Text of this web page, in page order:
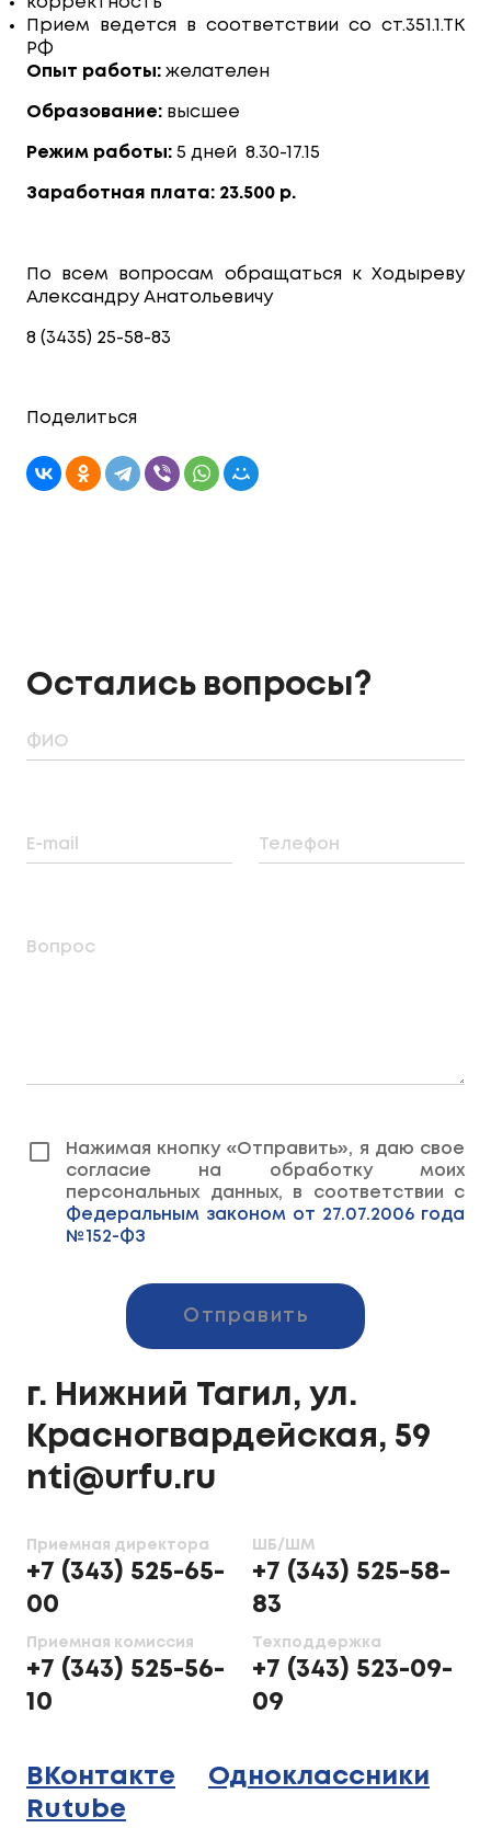
Прием ведется в соответствии со ст.351.1.ТК
РФ
Опыт работы: желателен
Образование: высшее
Режим работы: 5 дней 8.30-17.15
Заработная плата: 23.500 р.
По всем вопросам обращаться к Ходыреву
Александру Анатольевичу
8 (3435) 25-58-83
Поделиться
г. Нижний Тагил, ул.
Красногвардейская, 59
nti@urfu.ru
Приемная директора
+7 (343) 525-65-
00
Приемная комиссия
+7 (343) 525-56-
10
ШБ/ШМ
+7 (343) 525-58-
83
Техподдержка
+7 (343) 523-09-
09
ВКонтакте
Одноклассники
Rutube
Остались вопросы?
ФИО
E-mail Телефон
Вопрос
Нажимая кнопку «Отправить», я даю свое
согласие на обработку моих
персональных данных, в соответствии с
Федеральным законом от 27.07.2006 года
№152-ФЗ
Отправить